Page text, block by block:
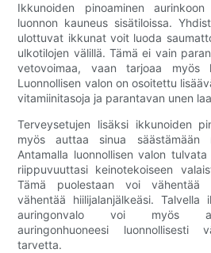
Ikkunoiden pinoaminen
luonnon kauneus sisätiloissa.
ulottuvat ikkunat voit luoda
ulkotilojen välillä. Tämä ei vain
vetovoimaa, vaan tarjoaa myös
Luonnollisen valon on osoitettu
vitamiinitasoja ja parantavan unen
Terveysetujen lisäksi ikkunoiden
myös auttaa sinua säästämään
Antamalla luonnollisen valon
riippuvuuttasi keinotekoiseen
Tämä puolestaan ​​voi vähentää
vähentää hiilijalanjälkeäsi.
auringonvalo voi myös
auringonhuoneesi luonnollisesti
tarvetta.